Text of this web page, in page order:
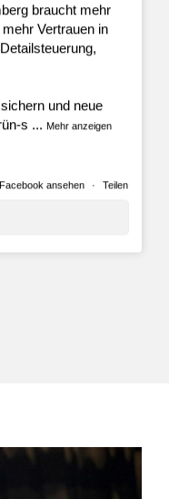
braucht mehr
Vertrauen in
und neue
s ... Mehr anzeigen
ansehen · Teilen